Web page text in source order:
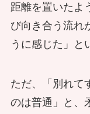
距離を置いたよ
び向き合う流れ
うに感じた」と
ただ、「別れて
のは普通」と、